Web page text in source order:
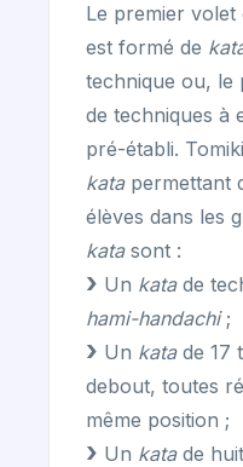
Le premier volet
est formé de
technique ou, le
de techniques à
pré-établi.
katapermettant
élèves dans les
katasont :
Un katade
hami-handachi;
Un katade 17
debout, toutes
même position ;
Un katade